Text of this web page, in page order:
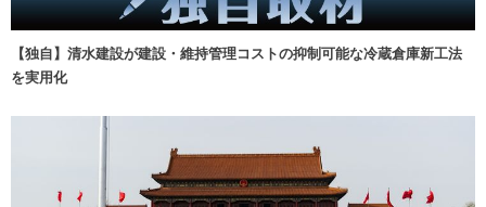
【独自】清水建設が建設・維持管理コストの抑制可能な冷蔵倉庫新工法
を実用化